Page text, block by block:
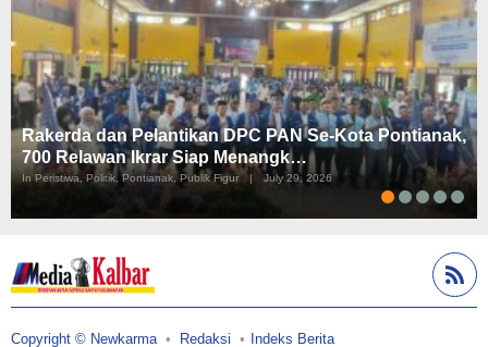
Rakerda dan Pelantikan DPC PAN Se-Kota Pontianak,
700 Relawan Ikrar Siap Menangk…
In Peristiwa, Politik, Pontianak, Publik Figur | July 29, 2026
Copyright © Newkarma Redaksi Indeks Berita